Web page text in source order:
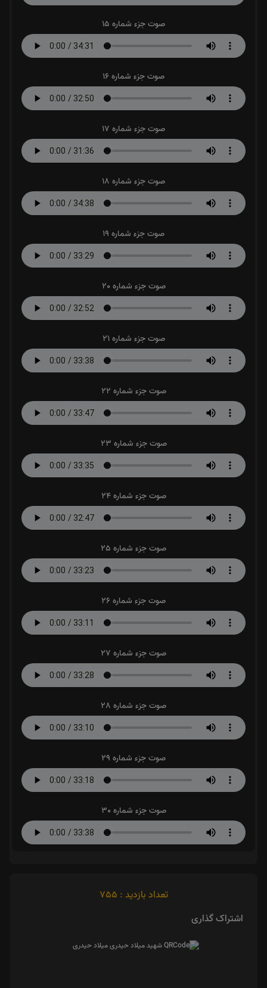
صوت جزء شماره 15
صوت جزء شماره 16
صوت جزء شماره 17
صوت جزء شماره 18
صوت جزء شماره 19
صوت جزء شماره 20
صوت جزء شماره 21
صوت جزء شماره 22
صوت جزء شماره 23
صوت جزء شماره 24
صوت جزء شماره 25
صوت جزء شماره 26
صوت جزء شماره 27
صوت جزء شماره 28
صوت جزء شماره 29
صوت جزء شماره 30
تعداد بازدید : 755
اشتراک گذاری